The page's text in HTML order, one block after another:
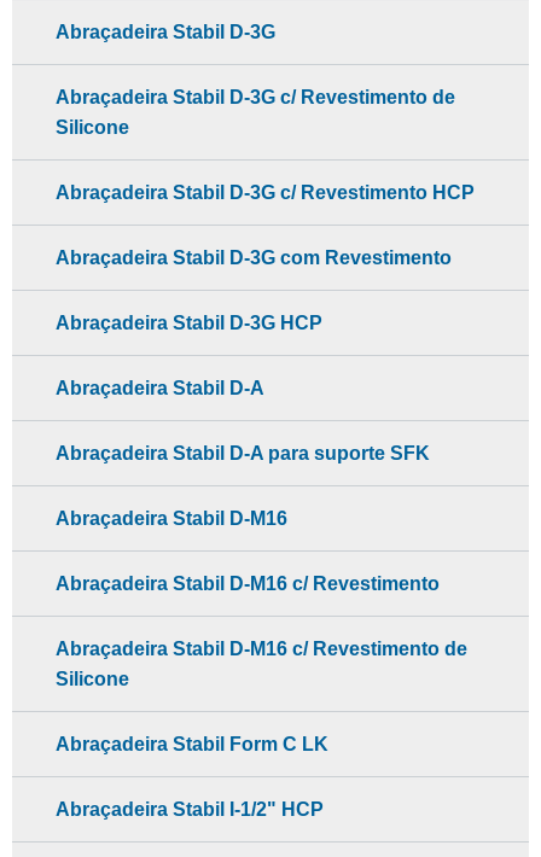
Abraçadeira Stabil D-3G
Abraçadeira Stabil D-3G c/ Revestimento de
Silicone
Abraçadeira Stabil D-3G c/ Revestimento HCP
Abraçadeira Stabil D-3G com Revestimento
Abraçadeira Stabil D-3G HCP
Abraçadeira Stabil D-A
Abraçadeira Stabil D-A para suporte SFK
Abraçadeira Stabil D-M16
Abraçadeira Stabil D-M16 c/ Revestimento
Abraçadeira Stabil D-M16 c/ Revestimento de
Silicone
Abraçadeira Stabil Form C LK
Abraçadeira Stabil I-1/2" HCP